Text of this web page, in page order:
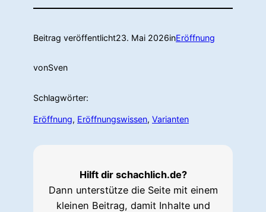
Beitrag veröffentlicht23. Mai 2026inEröffnung
vonSven
Schlagwörter:
Eröffnung, Eröffnungswissen, Varianten
Hilft dir schachlich.de?
Dann unterstütze die Seite mit einem
kleinen Beitrag, damit Inhalte und